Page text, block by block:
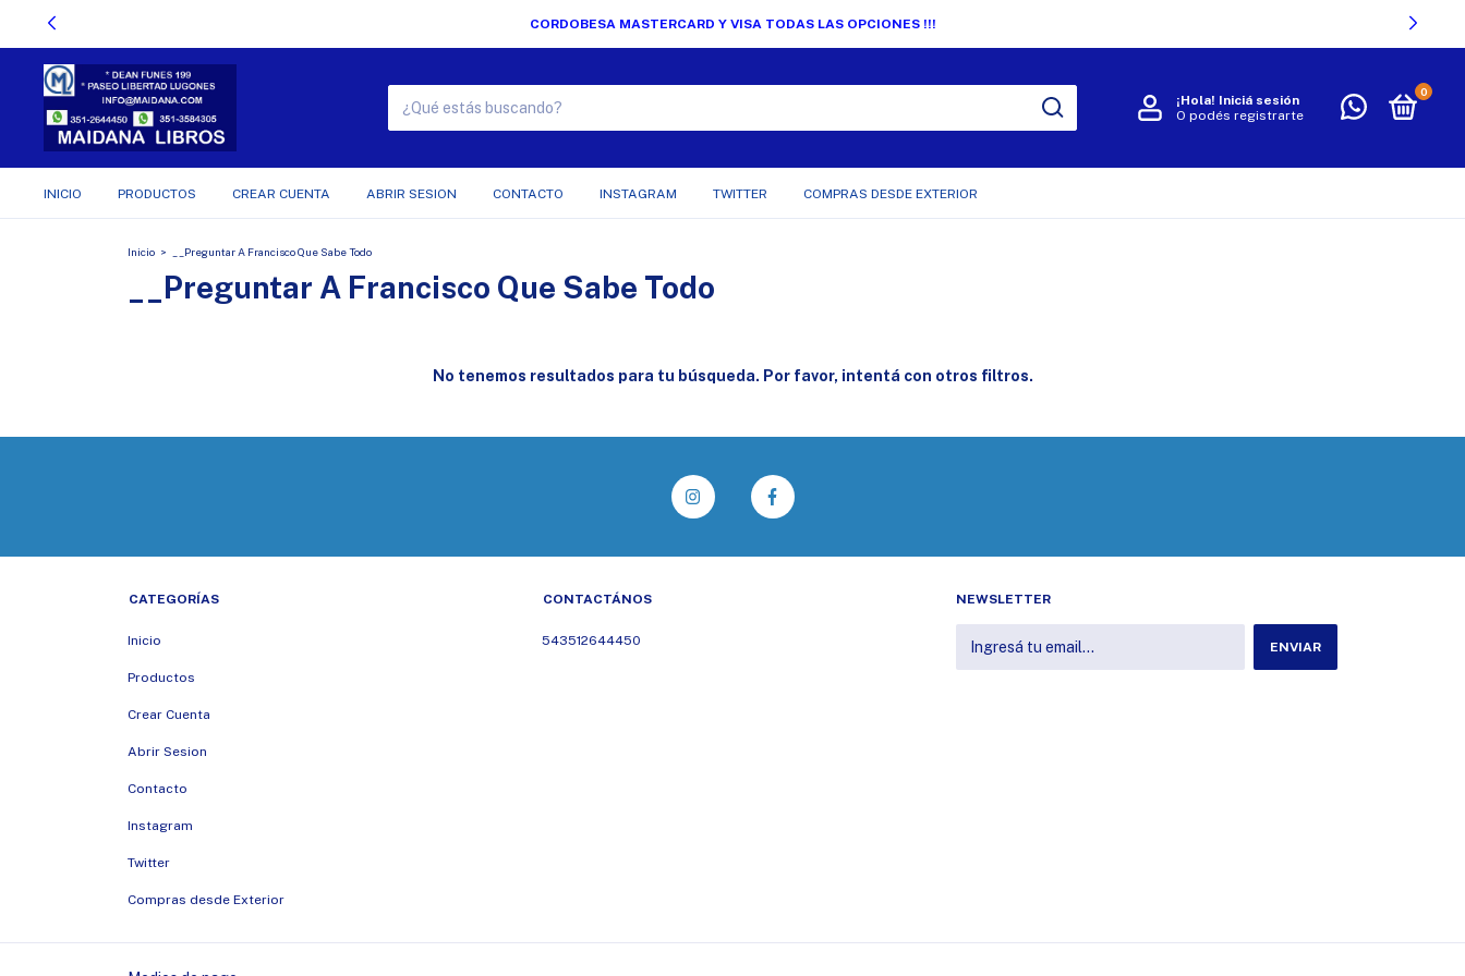
CORDOBESA MASTERCARD Y VISA TODAS LAS OPCIONES !!!
¡Hola! Iniciá sesión
O podés registrarte
0
INICIO PRODUCTOS CREAR CUENTA ABRIR SESION CONTACTO INSTAGRAM TWITTER COMPRAS DESDE EXTERIOR
Inicio > __Preguntar A Francisco Que Sabe Todo
__Preguntar A Francisco Que Sabe Todo
No tenemos resultados para tu búsqueda. Por favor, intentá con otros filtros.
CATEGORÍAS
Inicio
Productos
Crear Cuenta
Abrir Sesion
Contacto
Instagram
Twitter
Compras desde Exterior
CONTACTÁNOS
543512644450
NEWSLETTER